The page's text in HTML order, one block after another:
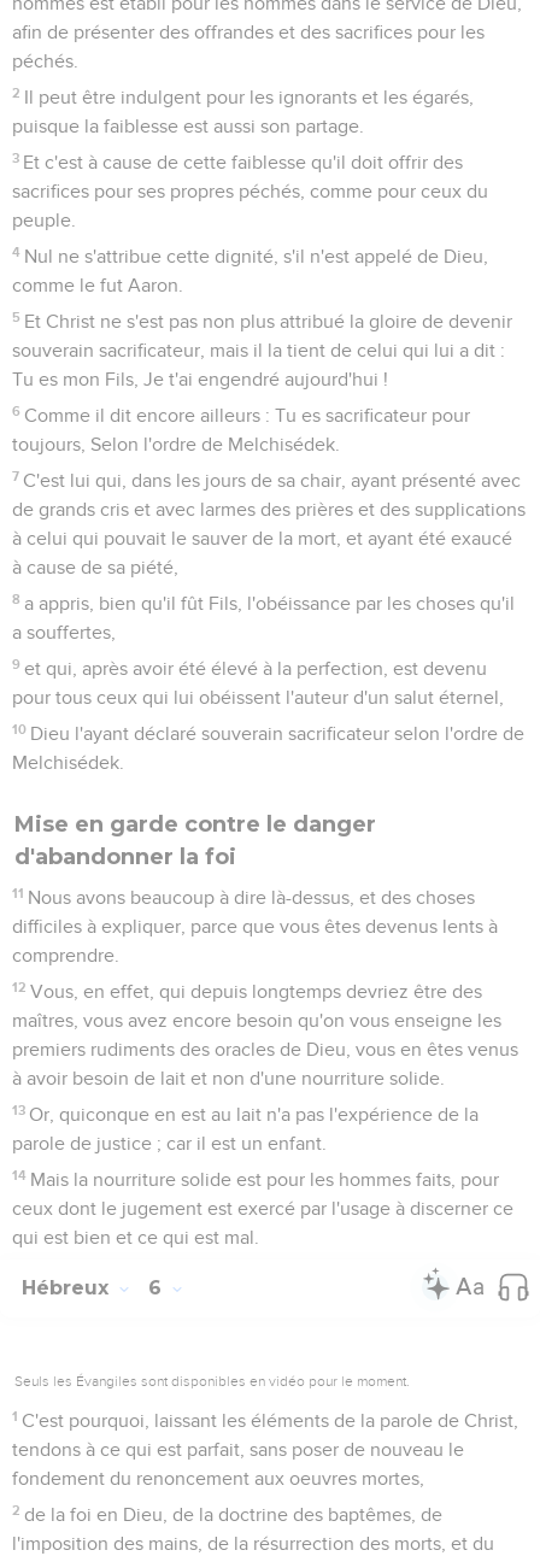
afin de présenter des offrandes et des sacrifices pour les
péchés.
2 Il peut être indulgent pour les ignorants et les égarés,
puisque la faiblesse est aussi son partage.
3 Et c'est à cause de cette faiblesse qu'il doit offrir des
sacrifices pour ses propres péchés, comme pour ceux du
peuple.
4 Nul ne s'attribue cette dignité, s'il n'est appelé de Dieu,
comme le fut Aaron.
5 Et Christ ne s'est pas non plus attribué la gloire de devenir
souverain sacrificateur, mais il la tient de celui qui lui a dit :
Tu es mon Fils, Je t'ai engendré aujourd'hui !
6 Comme il dit encore ailleurs : Tu es sacrificateur pour
toujours, Selon l'ordre de Melchisédek.
7 C'est lui qui, dans les jours de sa chair, ayant présenté avec
de grands cris et avec larmes des prières et des supplications
à celui qui pouvait le sauver de la mort, et ayant été exaucé
à cause de sa piété,
8 a appris, bien qu'il fût Fils, l'obéissance par les choses qu'il
a souffertes,
9 et qui, après avoir été élevé à la perfection, est devenu
pour tous ceux qui lui obéissent l'auteur d'un salut éternel,
10 Dieu l'ayant déclaré souverain sacrificateur selon l'ordre de
Melchisédek.
Mise en garde contre le danger
d'abandonner la foi
11 Nous avons beaucoup à dire là-dessus, et des choses
difficiles à expliquer, parce que vous êtes devenus lents à
comprendre.
12 Vous, en effet, qui depuis longtemps devriez être des
maîtres, vous avez encore besoin qu'on vous enseigne les
premiers rudiments des oracles de Dieu, vous en êtes venus
à avoir besoin de lait et non d'une nourriture solide.
13 Or, quiconque en est au lait n'a pas l'expérience de la
parole de justice ; car il est un enfant.
14 Mais la nourriture solide est pour les hommes faits, pour
ceux dont le jugement est exercé par l'usage à discerner ce
qui est bien et ce qui est mal.
Hébreux 6
Seuls les Évangiles sont disponibles en vidéo pour le moment.
1 C'est pourquoi, laissant les éléments de la parole de Christ,
tendons à ce qui est parfait, sans poser de nouveau le
fondement du renoncement aux oeuvres mortes,
2 de la foi en Dieu, de la doctrine des baptêmes, de
l'imposition des mains, de la résurrection des morts, et du